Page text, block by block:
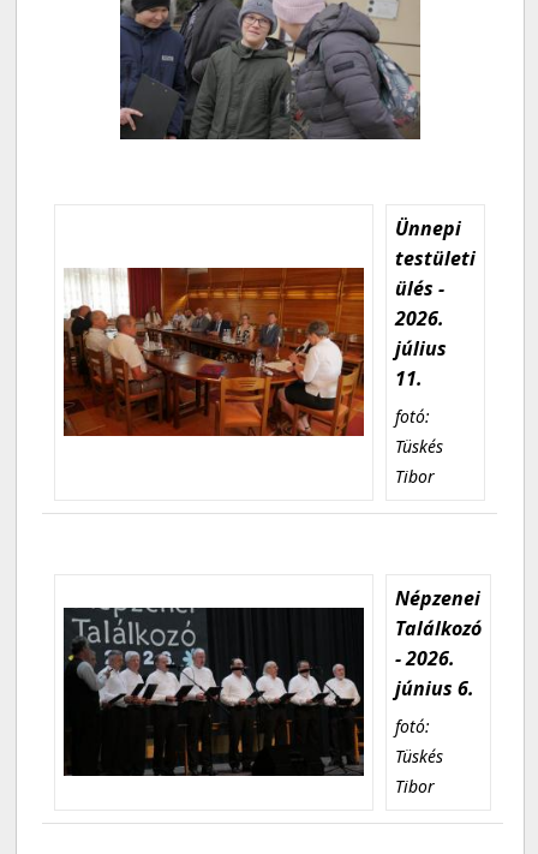
Ünnepi
testületi
ülés -
2026.
július
11.
fotó:
Tüskés
Tibor
Népzenei
Találkozó
- 2026.
június 6.
fotó:
Tüskés
Tibor